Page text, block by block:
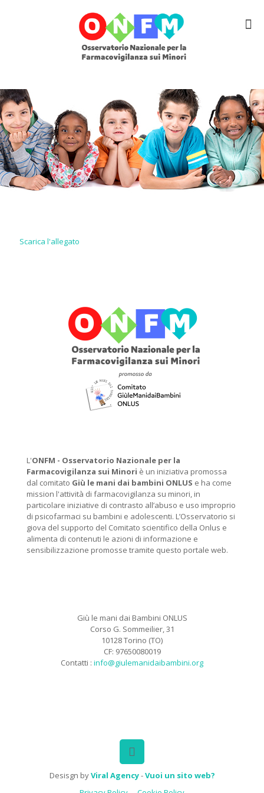
Scarica l'allegato
L'ONFM - Osservatorio Nazionale per la
Farmacovigilanza sui Minori è un iniziativa promossa
dal comitato Giù le mani dai bambini ONLUS e ha come
mission l'attività di farmacovigilanza su minori, in
particolare iniziative di contrasto all’abuso e uso improprio
di psicofarmaci su bambini e adolescenti. L’Osservatorio si
giova del supporto del Comitato scientifico della Onlus e
alimenta di contenuti le azioni di informazione e
sensibilizzazione promosse tramite questo portale web.
Giù le mani dai Bambini ONLUS
Corso G. Sommeilier, 31
10128 Torino (TO)
CF: 97650080019
Contatti : info@giulemanidaibambini.org
Desisgn byViral Agency-Vuoi un sito web?